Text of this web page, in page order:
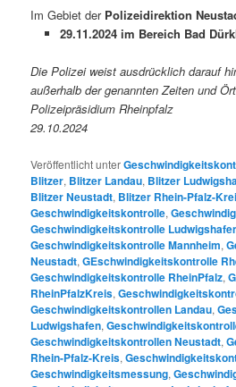
Im Gebiet der Polizeidirektion
29.11.2024 im Bereich Bad
Die Polizei weist ausdrücklich darauf
außerhalb der genannten Zeiten und
Polizeipräsidium Rheinpfalz
29.10.2024
Veröffentlicht unter
Blitzer, Blitzer Landau, Blitzer
Blitzer Neustadt, Blitzer Rhein-Pfalz-
Geschwindigkeitskontrolle,
Geschwindigkeitskontrolle
Geschwindigkeitskontrolle Mannheim,
Neustadt,GEschwindigkeitskontrolle
Geschwindigkeitskontrolle RheinPfalz,
RheinPfalzKreis,
Geschwindigkeitskontrollen Landau,
Ludwigshafen,
Geschwindigkeitskontrollen Neustadt,
Rhein-Pfalz-Kreis,
Geschwindigkeitsmessung,